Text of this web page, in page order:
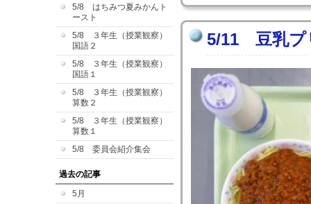
5/8 はちみつ夏みかんト
ースト
5/8 ３年生（授業観察）
国語２
5/8 ３年生（授業観察）
国語１
5/8 ３年生（授業観察）
算数２
5/8 ３年生（授業観察）
算数１
5/8 委員会紹介集会
過去の記事
5月
5/11 豆乳プ